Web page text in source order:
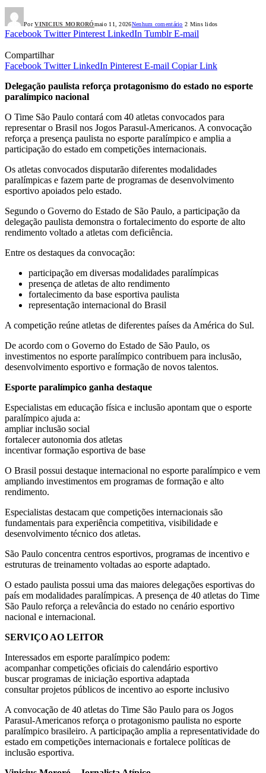
Por VINICIUS MORORÓmaio 11, 2026Nenhum comentário 2 Mins lidos
Facebook Twitter Pinterest LinkedIn Tumblr E-mail
Compartilhar
Facebook Twitter LinkedIn Pinterest E-mail Copiar Link
Delegação paulista reforça protagonismo do estado no esporte
paralímpico nacional
O Time São Paulo contará com 40 atletas convocados para
representar o Brasil nos Jogos Parasul-Americanos. A convocação
reforça a presença paulista no esporte paralímpico e amplia a
participação do estado em competições internacionais.
Os atletas convocados disputarão diferentes modalidades
paralímpicas e fazem parte de programas de desenvolvimento
esportivo apoiados pelo estado.
Segundo o Governo do Estado de São Paulo, a participação da
delegação paulista demonstra o fortalecimento do esporte de alto
rendimento voltado a atletas com deficiência.
Entre os destaques da convocação:
participação em diversas modalidades paralímpicas
presença de atletas de alto rendimento
fortalecimento da base esportiva paulista
representação internacional do Brasil
A competição reúne atletas de diferentes países da América do Sul.
De acordo com o Governo do Estado de São Paulo, os
investimentos no esporte paralímpico contribuem para inclusão,
desenvolvimento esportivo e formação de novos talentos.
Esporte paralímpico ganha destaque
Especialistas em educação física e inclusão apontam que o esporte
paralímpico ajuda a:
ampliar inclusão social
fortalecer autonomia dos atletas
incentivar formação esportiva de base
O Brasil possui destaque internacional no esporte paralímpico e vem
ampliando investimentos em programas de formação e alto
rendimento.
Especialistas destacam que competições internacionais são
fundamentais para experiência competitiva, visibilidade e
desenvolvimento técnico dos atletas.
São Paulo concentra centros esportivos, programas de incentivo e
estruturas de treinamento voltadas ao esporte adaptado.
O estado paulista possui uma das maiores delegações esportivas do
país em modalidades paralímpicas. A presença de 40 atletas do Time
São Paulo reforça a relevância do estado no cenário esportivo
nacional e internacional.
SERVIÇO AO LEITOR
Interessados em esporte paralímpico podem:
acompanhar competições oficiais do calendário esportivo
buscar programas de iniciação esportiva adaptada
consultar projetos públicos de incentivo ao esporte inclusivo
A convocação de 40 atletas do Time São Paulo para os Jogos
Parasul-Americanos reforça o protagonismo paulista no esporte
paralímpico brasileiro. A participação amplia a representatividade do
estado em competições internacionais e fortalece políticas de
inclusão esportiva.